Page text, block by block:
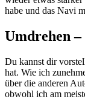
habe und das Navi
Umdrehen
Du kannst dir
hat. Wie ich
über die anderen
obwohl ich am